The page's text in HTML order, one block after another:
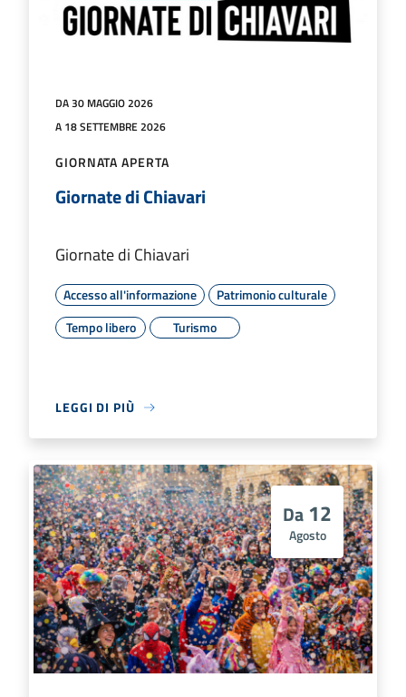
DA 30 MAGGIO 2026
A 18 SETTEMBRE 2026
GIORNATA APERTA
Giornate di Chiavari
Giornate di Chiavari
Accesso all'informazione
Patrimonio culturale
Tempo libero
Turismo
LEGGI DI PIÙ
Da 12
Agosto